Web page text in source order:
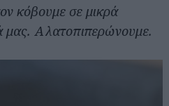
κόβουμε σε μικρά
μας. Αλατοπιπερώνουμε.